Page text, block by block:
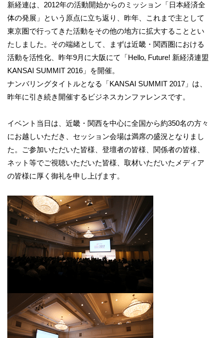
新経連は、2012年の活動開始からのミッション「日本経済全
体の発展」という原点に立ち返り、昨年、これまで主として
東京圏で行ってきた活動をその他の地方に拡大することとい
たしました。その端緒として、まずは近畿・関西圏における
活動を活性化、昨年9月に大阪にて「Hello, Future! 新経済連盟
KANSAI SUMMIT 2016」を開催。
ナンバリングタイトルとなる「KANSAI SUMMIT 2017」は、
昨年に引き続き開催するビジネスカンファレンスです。
イベント当日は、近畿・関西を中心に全国から約350名の方々
にお越しいただき、セッション会場は満席の盛況となりまし
た。ご参加いただいた皆様、登壇者の皆様、関係者の皆様、
ネット等でご視聴いただいた皆様、取材いただいたメディア
の皆様に厚く御礼を申し上げます。